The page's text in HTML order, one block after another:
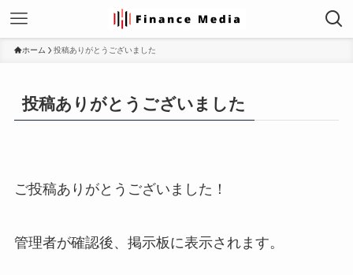
ホーム 投稿ありがとうございました
投稿ありがとうございました
ご投稿ありがとうございました！
管理者が確認後、掲示板に表示されます。